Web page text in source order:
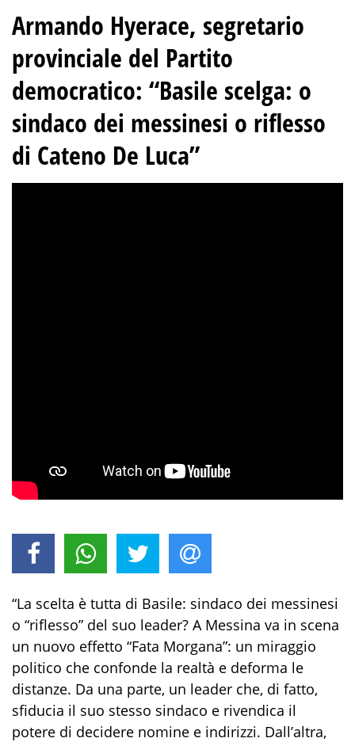
Armando Hyerace, segretario
provinciale del Partito
democratico: “Basile scelga: o
sindaco dei messinesi o riflesso
di Cateno De Luca”
“La scelta è tutta di Basile: sindaco dei messinesi
o “riflesso” del suo leader? A Messina va in scena
un nuovo effetto “Fata Morgana”: un miraggio
politico che confonde la realtà e deforma le
distanze. Da una parte, un leader che, di fatto,
sfiducia il suo stesso sindaco e rivendica il
potere di decidere nomine e indirizzi. Dall’altra,